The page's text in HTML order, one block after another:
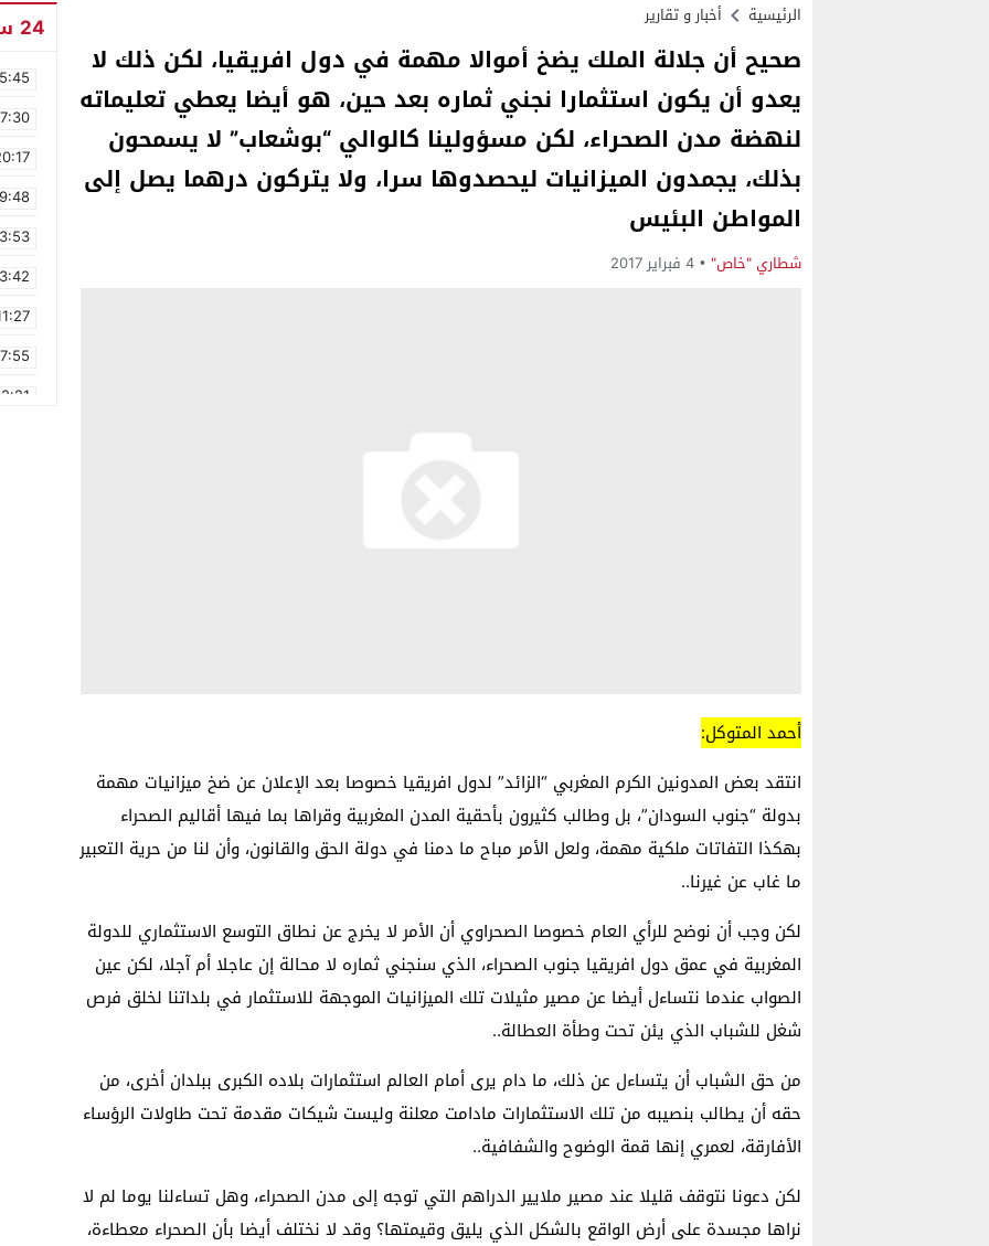
الرئيسية أخبار و تقارير
صحيح أن جلالة الملك يضخ أموالا مهمة في دول افريقيا، لكن ذلك لا
يعدو أن يكون استثمارا نجني ثماره بعد حين، هو أيضا يعطي تعليماته
لنهضة مدن الصحراء، لكن مسؤولينا كالوالي “بوشعاب” لا يسمحون
بذلك، يجمدون الميزانيات ليحصدوها سرا، ولا يتركون درهما يصل إلى
المواطن البئيس
شطاري "خاص" 4 فبراير 2017
أحمد المتوكل:
انتقد بعض المدونين الكرم المغربي “الزائد” لدول افريقيا خصوصا بعد الإعلان عن ضخ ميزانيات مهمة
بدولة “جنوب السودان”، بل وطالب كثيرون بأحقية المدن المغربية وقراها بما فيها أقاليم الصحراء
بهكذا التفاتات ملكية مهمة، ولعل الأمر مباح ما دمنا في دولة الحق والقانون، وأن لنا من حرية التعبير
ما غاب عن غيرنا..
لكن وجب أن نوضح للرأي العام خصوصا الصحراوي أن الأمر لا يخرج عن نطاق التوسع الاستثماري للدولة
المغربية في عمق دول افريقيا جنوب الصحراء، الذي سنجني ثماره لا محالة إن عاجلا أم آجلا، لكن عين
الصواب عندما نتساءل أيضا عن مصير مثيلات تلك الميزانيات الموجهة للاستثمار في بلداتنا لخلق فرص
شغل للشباب الذي يئن تحت وطأة العطالة..
من حق الشباب أن يتساءل عن ذلك، ما دام يرى أمام العالم استثمارات بلاده الكبرى ببلدان أخرى، من
حقه أن يطالب بنصيبه من تلك الاستثمارات مادامت معلنة وليست شيكات مقدمة تحت طاولات الرؤساء
الأفارقة، لعمري إنها قمة الوضوح والشفافية..
لكن دعونا نتوقف قليلا عند مصير ملايير الدراهم التي توجه إلى مدن الصحراء، وهل تساءلنا يوما لم لا
نراها مجسدة على أرض الواقع بالشكل الذي يليق وقيمتها؟ وقد لا نختلف أيضا بأن الصحراء معطاءة،
24 ساعة